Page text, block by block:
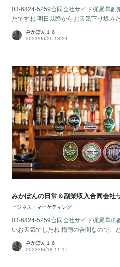
03-6824-5259合同会社サイド梶尾隼副
たですね 明日以降からお天気下り坂み
みかぽん１６
2023/06/20 13:24
みかぽんの日常＆副業収入合同会社
ビジネス・マーケティング
03-6824-5259合同会社サイド梶尾隼の
いお天気でしたね 梅雨の合間なので、
みかぽん１６
2023/06/18 11:17